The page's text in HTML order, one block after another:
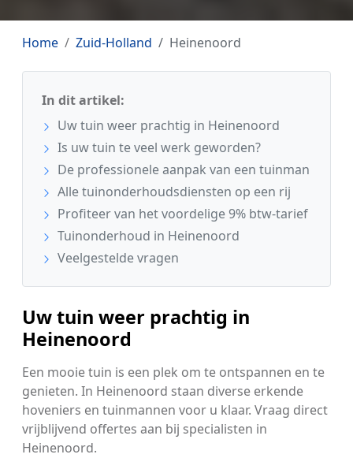
Home Zuid-Holland Heinenoord
In dit artikel:
Uw tuin weer prachtig in Heinenoord
Is uw tuin te veel werk geworden?
De professionele aanpak van een tuinman
Alle tuinonderhoudsdiensten op een rij
Profiteer van het voordelige 9% btw-tarief
Tuinonderhoud in Heinenoord
Veelgestelde vragen
Uw tuin weer prachtig in
Heinenoord
Een mooie tuin is een plek om te ontspannen en te
genieten. In Heinenoord staan diverse erkende
hoveniers en tuinmannen voor u klaar. Vraag direct
vrijblijvend offertes aan bij specialisten in
Heinenoord.